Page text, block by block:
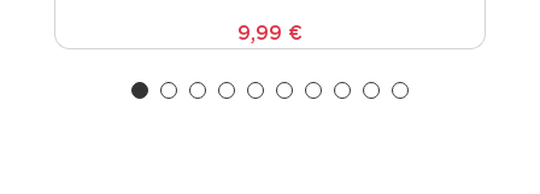
9,99 €